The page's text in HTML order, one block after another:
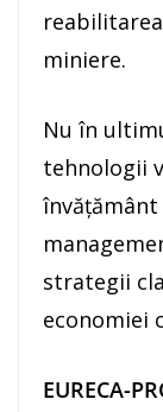
miniere.
Nu în
tehnologii
strategii
economiei
EURECA-